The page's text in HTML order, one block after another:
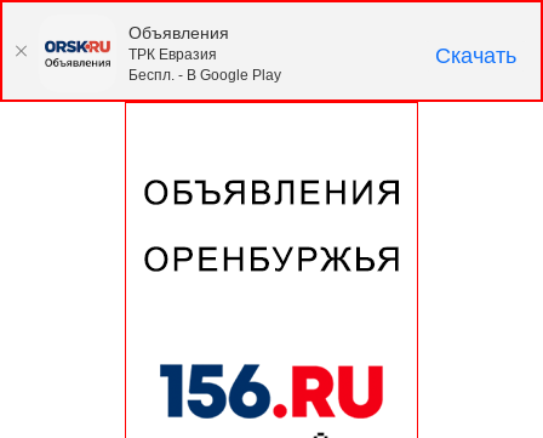
Объявления
ТРК Евразия
Беспл. - В Google Play
Скачать